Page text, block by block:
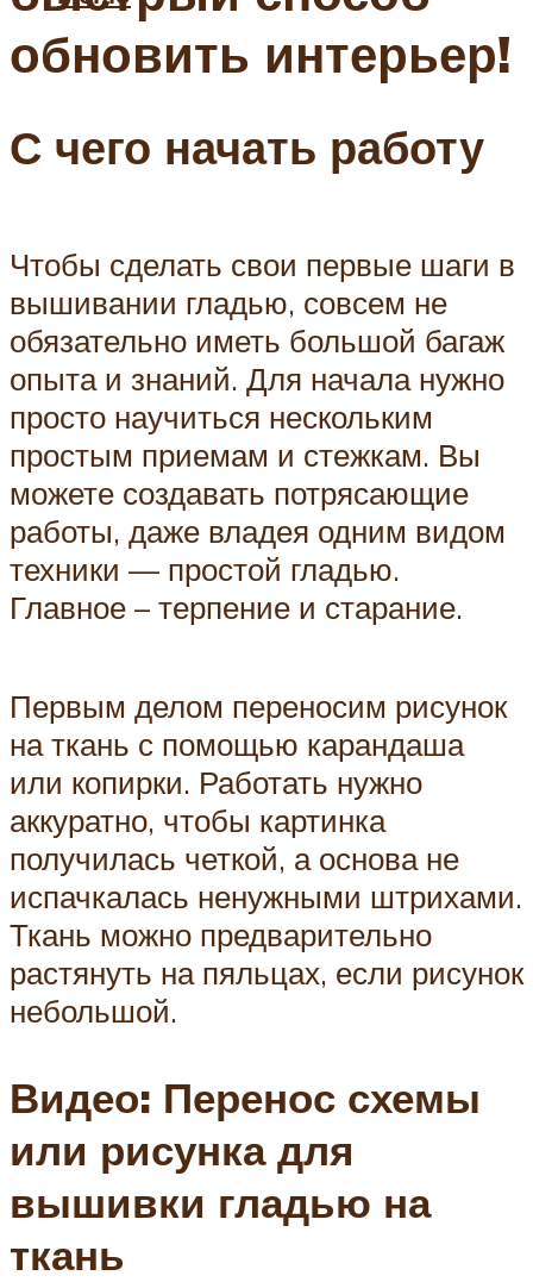
обновить интерьер!
С чего начать работу
Чтобы сделать свои первые шаги в
вышивании гладью, совсем не
обязательно иметь большой багаж
опыта и знаний. Для начала нужно
просто научиться нескольким
простым приемам и стежкам. Вы
можете создавать потрясающие
работы, даже владея одним видом
техники — простой гладью.
Главное – терпение и старание.
Первым делом переносим рисунок
на ткань с помощью карандаша
или копирки. Работать нужно
аккуратно, чтобы картинка
получилась четкой, а основа не
испачкалась ненужными штрихами.
Ткань можно предварительно
растянуть на пяльцах, если рисунок
небольшой.
Видео: Перенос схемы
или рисунка для
вышивки гладью на
ткань